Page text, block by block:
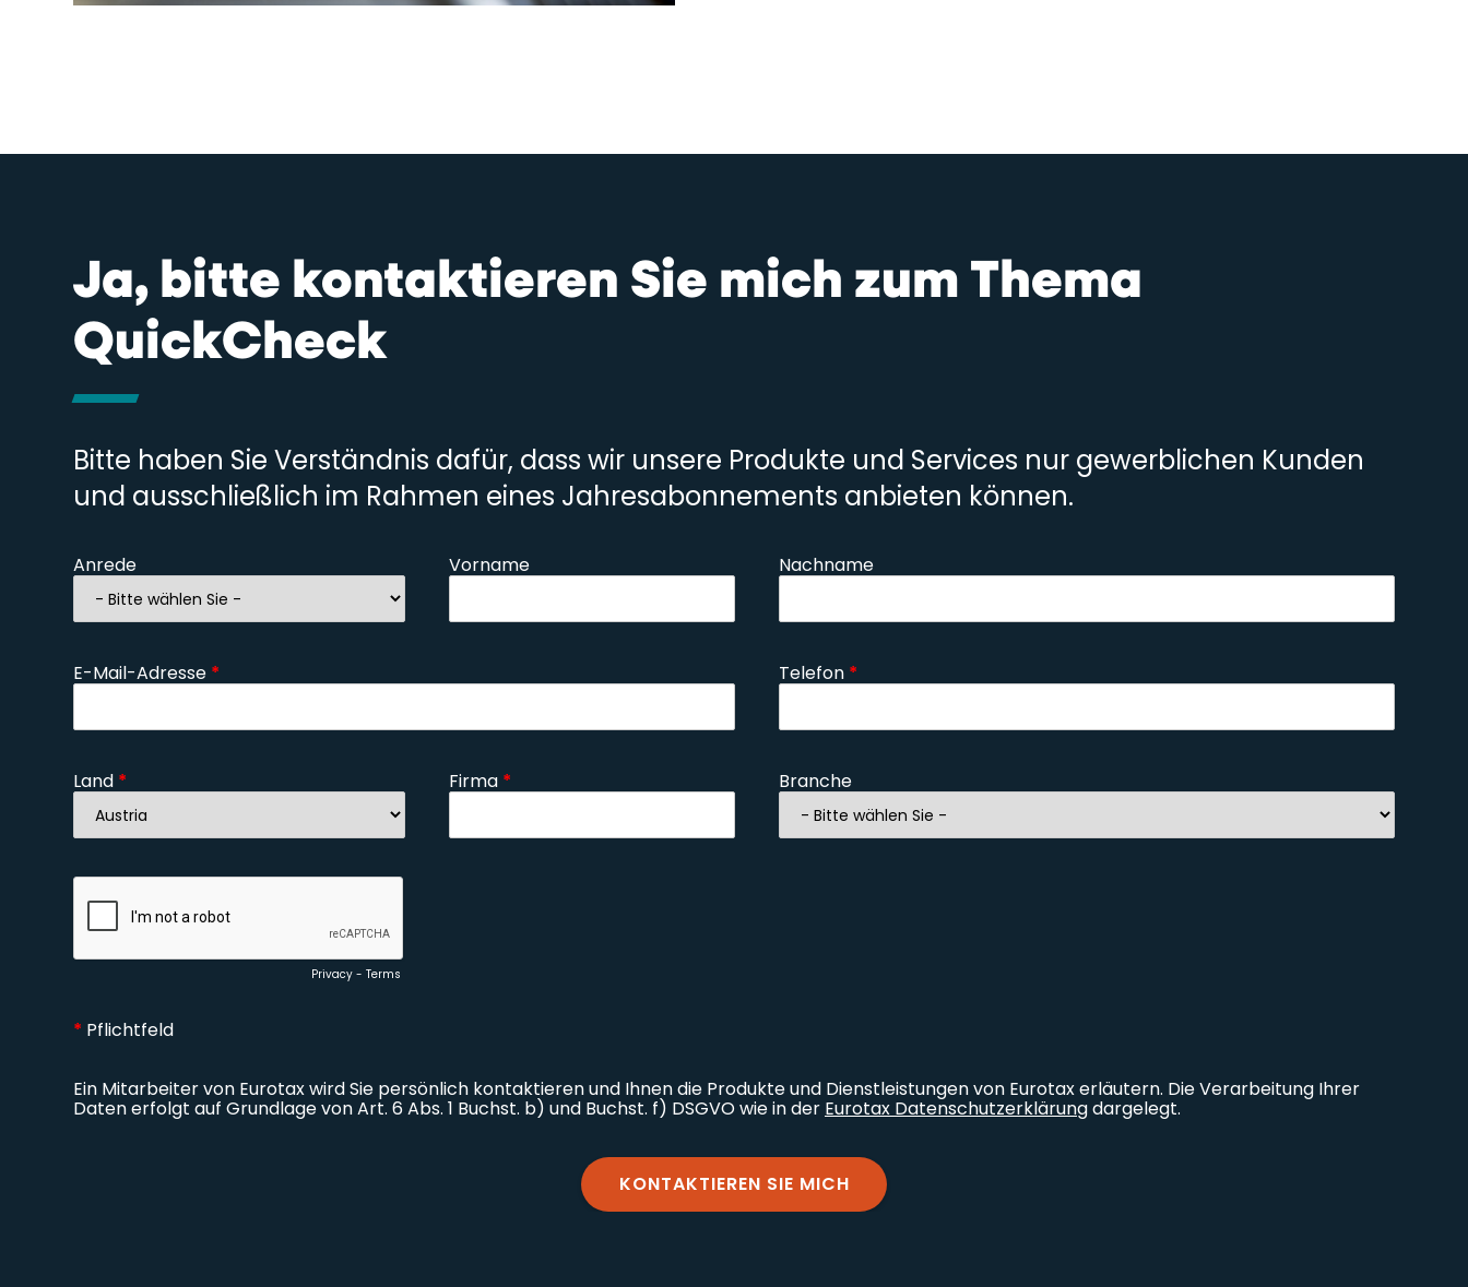
Ja, bitte kontaktieren Sie mich zum Thema
QuickCheck